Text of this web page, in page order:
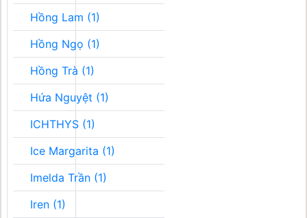
Hồng Lam (1)
Hồng Ngọ (1)
Hồng Trà (1)
Hứa Nguyệt (1)
ICHTHYS (1)
Ice Margarita (1)
Imelda Trần (1)
Iren (1)